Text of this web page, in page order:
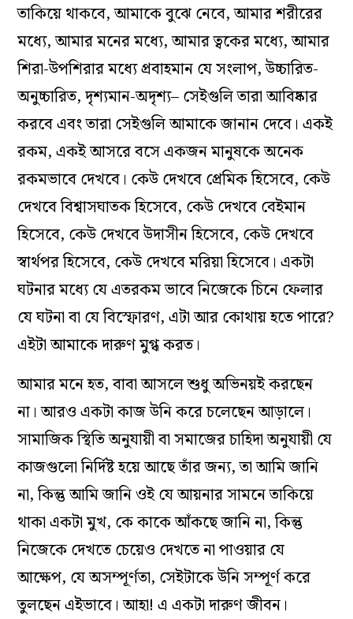
তাকিয়ে থাকবে, আমাকে বুঝে নেবে, আমার শরীরের
মধ‌্যে, আমার মনের মধ‌্যে, আমার ত্বকের মধ‌্যে, আমার
শিরা-উপশিরার মধ‌্যে প্রবাহমান যে সংলাপ, উচ্চারিত-
অনুচ্চারিত, দৃশ‌্যমান-অদৃশ‌্য– সেইগুলি তারা আবিষ্কার
করবে এবং তারা সেইগুলি আমাকে জানান দেবে। একই
রকম, একই আসরে বসে একজন মানুষকে অনেক
রকমভাবে দেখবে। কেউ দেখবে প্রেমিক হিসেবে, কেউ
দেখবে বিশ্বাসঘাতক হিসেবে, কেউ দেখবে বেইমান
হিসেবে, কেউ দেখবে উদাসীন হিসেবে, কেউ দেখবে
স্বার্থপর হিসেবে, কেউ দেখবে মরিয়া হিসেবে। একটা
ঘটনার মধ‌্যে যে এতরকম ভাবে নিজেকে চিনে ফেলার
যে ঘটনা বা যে বিস্ফোরণ, এটা আর কোথায় হতে পারে?
এইটা আমাকে দারুণ মুগ্ধ করত।
আমার মনে হত, বাবা আসলে শুধু অভিনয়ই করছেন
না। আরও একটা কাজ উনি করে চলেছেন আড়ালে।
সামাজিক স্থিতি অনুযায়ী বা সমাজের চাহিদা অনুযায়ী যে
কাজগুলো নির্দিষ্ট হয়ে আছে তাঁর জন্য, তা আমি জানি
না, কিন্তু আমি জানি ওই যে আয়নার সামনে তাকিয়ে
থাকা একটা মুখ, কে কাকে আঁকছে জানি না, কিন্তু
নিজেকে দেখতে চেয়েও দেখতে না পাওয়ার যে
আক্ষেপ, যে অসম্পূর্ণতা, সেইটাকে উনি সম্পূর্ণ করে
তুলছেন এইভাবে। আহা! এ একটা দারুণ জীবন।